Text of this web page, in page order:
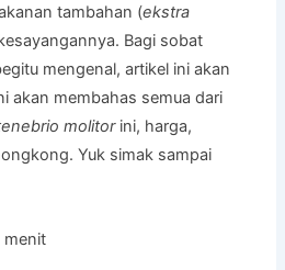
tambahan (ekstra
Bagi sobat
mengenal, artikel ini akan
akan membahas semua dari
molitorini, harga,
Yuk simak sampai
menit